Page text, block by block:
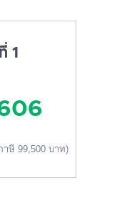
1
าษี 99,500 บาท)